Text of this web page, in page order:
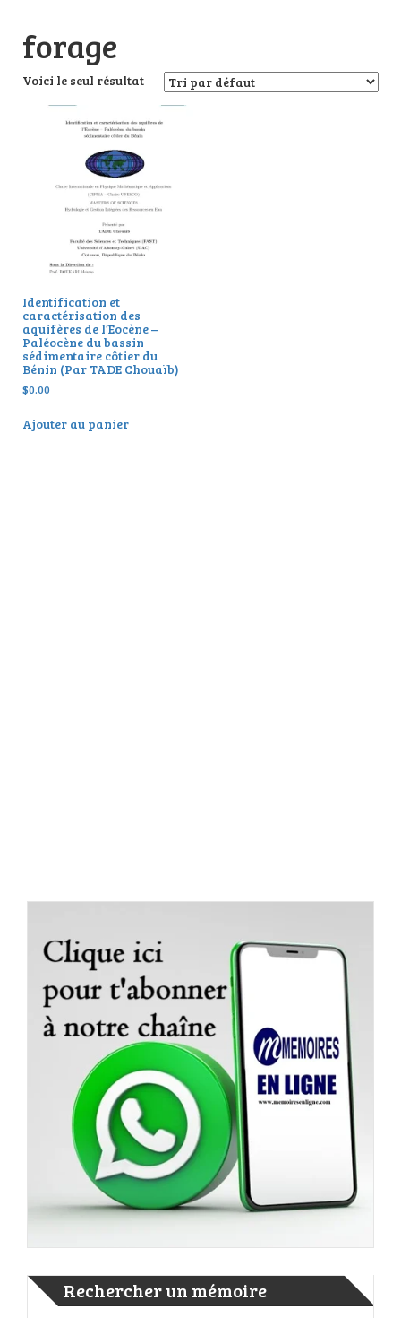
forage
Voici le seul résultat
Identification et
caractérisation des
aquifères de l’Eocène –
Paléocène du bassin
sédimentaire côtier du
Bénin (Par TADE Chouaïb)
$0.00
Ajouter au panier
Rechercher un mémoire